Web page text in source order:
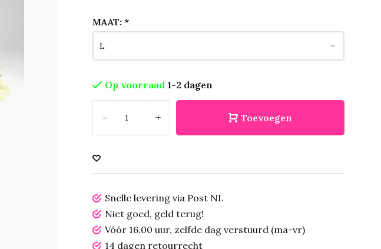
MAAT: *
Op voorraad 1-2 dagen
- + Toevoegen
Snelle levering via Post NL
Niet goed, geld terug!
Vóór 16.00 uur, zelfde dag verstuurd (ma-vr)
14 dagen retourrecht